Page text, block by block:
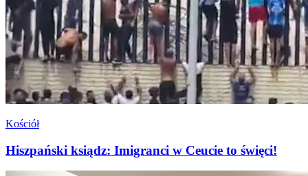
Kościół
Hiszpański ksiądz: Imigranci w Ceucie to święci!